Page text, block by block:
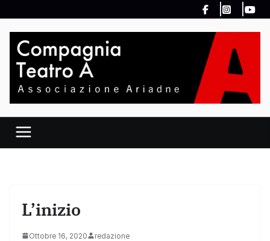
al
L’inizio
Ottobre 16, 2020 redazione